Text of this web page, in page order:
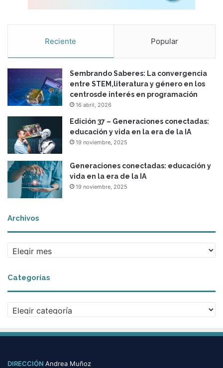
Reciente Popular
Sembrando Saberes: La convergencia
entre STEM,literatura y género en los
centrosde interés en programación
16 abril, 2026
Edición 37 – Generaciones conectadas:
educación y vida en la era de la IA
19 noviembre, 2025
Generaciones conectadas: educación y
vida en la era de la IA
19 noviembre, 2025
Archivos
Archivos
Categorías
Categorías
DIRECCIÓN Andrea Muñoz